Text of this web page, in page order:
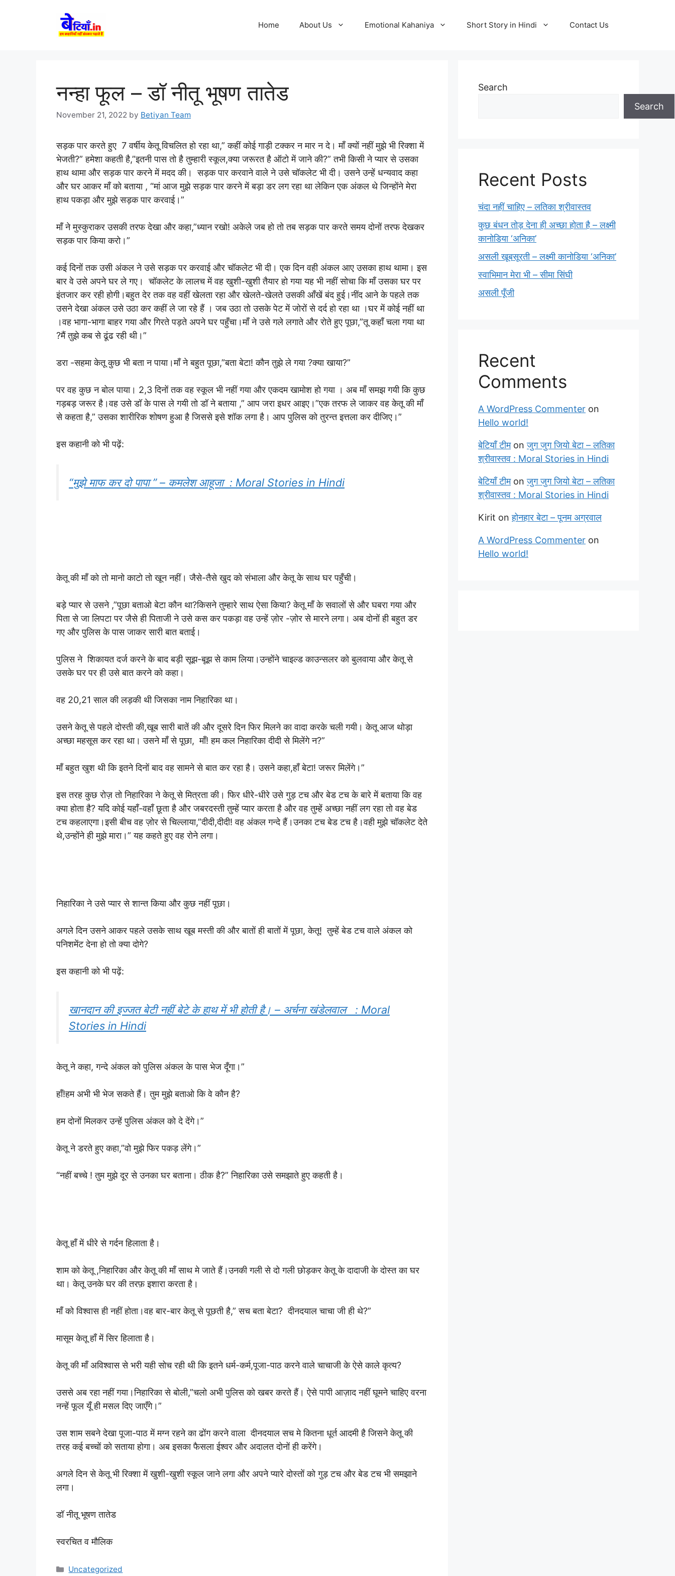
Home About Us Emotional Kahaniya Short Story in Hindi Contact Us
नन्हा फूल – डॉ नीतू भूषण तातेड
November 21, 2022 by Betiyan Team
सड़क पार करते हुए 7 वर्षीय केतू विचलित हो रहा था,” कहीं कोई गाड़ी टक्कर न मार न दे। माँ क्यों नहीं मुझे भी रिक्शा में
भेजती?” हमेशा कहती है,”इतनी पास तो है तुम्हारी स्कूल,क्या जरूरत है ऑटो में जाने की?” तभी किसी ने प्यार से उसका
हाथ थामा और सड़क पार करने में मदद की। सड़क पार करवाने वाले ने उसे चॉकलेट भी दी। उसने उन्हें धन्यवाद कहा
और घर आकर माँ को बताया , “मां आज मुझे सड़क पार करने में बड़ा डर लग रहा था लेकिन एक अंकल थे जिन्होंने मेरा
हाथ पकड़ा और मुझे सड़क पार करवाई।”
माँ ने मुस्कुराकर उसकी तरफ देखा और कहा,”ध्यान रखो! अकेले जब हो तो तब सड़क पार करते समय दोनों तरफ देखकर
सड़क पार किया करो।”
कई दिनों तक उसी अंकल ने उसे सड़क पर करवाई और चॉकलेट भी दी। एक दिन वही अंकल आए उसका हाथ थामा। इस
बार वे उसे अपने घर ले गए। चॉकलेट के लालच में वह खुशी-खुशी तैयार हो गया यह भी नहीं सोचा कि माँ उसका घर पर
इंतजार कर रही होगी।बहुत देर तक वह वहीं खेलता रहा और खेलते-खेलते उसकी आँखें बंद हुई।नींद आने के पहले तक
उसने देखा अंकल उसे उठा कर कहीं ले जा रहे हैं । जब उठा तो उसके पेट में जोरों से दर्द हो रहा था ।घर में कोई नहीं था
।वह भागा-भागा बाहर गया और गिरते पड़ते अपने घर पहुँचा।माँ ने उसे गले लगाते और रोते हुए पूछा,”तू कहाँ चला गया था
?मैं तुझे कब से ढूंढ रही थी।”
डरा -सहमा केतू कुछ भी बता न पाया।माँ ने बहुत पूछा,”बता बेटा! कौन तुझे ले गया ?क्या खाया?”
पर वह कुछ न बोल पाया। 2,3 दिनों तक वह स्कूल भी नहीं गया और एकदम खामोश हो गया । अब माँ समझ गयी कि कुछ
गड़बड़ जरूर है।वह उसे डॉ के पास ले गयी तो डॉ ने बताया ,” आप जरा इधर आइए।”एक तरफ ले जाकर वह केतू की माँ
से कहता है,” उसका शारीरिक शोषण हुआ है जिससे इसे शॉक लगा है। आप पुलिस को तुरन्त इत्तला कर दीजिए।”
इस कहानी को भी पढ़ें:
“मुझे माफ कर दो पापा ” – कमलेश आहूजा : Moral Stories in Hindi
केतू की माँ को तो मानो काटो तो खून नहीं। जैसे-तैसे खुद को संभाला और केतू के साथ घर पहुँची।
बड़े प्यार से उसने ,”पूछा बताओ बेटा कौन था?किसने तुम्हारे साथ ऐसा किया? केतू माँ के सवालों से और घबरा गया और
पिता से जा लिपटा पर जैसे ही पिताजी ने उसे कस कर पकड़ा वह उन्हें ज़ोर -ज़ोर से मारने लगा। अब दोनों ही बहुत डर
गए और पुलिस के पास जाकर सारी बात बताई।
पुलिस ने शिकायत दर्ज करने के बाद बड़ी सूझ-बूझ से काम लिया।उन्होंने चाइल्ड काउन्सलर को बुलवाया और केतू से
उसके घर पर ही उसे बात करने को कहा।
वह 20,21 साल की लड़की थी जिसका नाम निहारिका था।
उसने केतू से पहले दोस्ती की,खूब सारी बातें की और दूसरे दिन फिर मिलने का वादा करके चली गयी। केतू आज थोड़ा
अच्छा महसूस कर रहा था। उसने माँ से पूछा, माँ! हम कल निहारिका दीदी से मिलेंगे न?”
माँ बहुत खुश थी कि इतने दिनों बाद वह सामने से बात कर रहा है। उसने कहा,हाँ बेटा! जरूर मिलेंगे।”
इस तरह कुछ रोज़ तो निहारिका ने केतू से मित्रता की। फिर धीरे-धीरे उसे गुड़ टच और बेड टच के बारे में बताया कि वह
क्या होता है? यदि कोई यहाँ-वहाँ छूता है और जबरदस्ती तुम्हें प्यार करता है और वह तुम्हें अच्छा नहीं लग रहा तो वह बेड
टच कहलाएगा।इसी बीच वह ज़ोर से चिल्लाया,”दीदी,दीदी! वह अंकल गन्दे हैं।उनका टच बेड टच है।वही मुझे चॉकलेट देते
थे,उन्होंने ही मुझे मारा।” यह कहते हुए वह रोने लगा।
निहारिका ने उसे प्यार से शान्त किया और कुछ नहीं पूछा।
अगले दिन उसने आकर पहले उसके साथ खूब मस्ती की और बातों ही बातों में पूछा, केतू! तुम्हें बेड टच वाले अंकल को
पनिशमेंट देना हो तो क्या दोगे?
इस कहानी को भी पढ़ें:
खानदान की इज्जत बेटी नहीं बेटे के हाथ में भी होती है। – अर्चना खंडेलवाल : Moral
Stories in Hindi
केतू ने कहा, गन्दे अंकल को पुलिस अंकल के पास भेज दूँगा।”
हाँ!हम अभी भी भेज सकते हैं। तुम मुझे बताओ कि वे कौन है?
हम दोनों मिलकर उन्हें पुलिस अंकल को दे देंगे।”
केतू ने डरते हुए कहा,”वो मुझे फिर पकड़ लेंगे।”
“नहीं बच्चे ! तुम मुझे दूर से उनका घर बताना। ठीक है?” निहारिका उसे समझाते हुए कहती है।
केतू हाँ में धीरे से गर्दन हिलाता है।
शाम को केतू ,निहारिका और केतू की माँ साथ मे जाते हैं।उनकी गली से दो गली छोड़कर केतू के दादाजी के दोस्त का घर
था। केतू उनके घर की तरफ़ इशारा करता है।
माँ को विश्वास ही नहीं होता।वह बार-बार केतू से पूछती है,” सच बता बेटा? दीनदयाल चाचा जी ही थे?”
मासूम केतू हाँ में सिर हिलाता है।
केतू की माँ अविश्वास से भरी यही सोच रही थी कि इतने धर्म-कर्म,पूजा-पाठ करने वाले चाचाजी के ऐसे काले कृत्य?
उससे अब रहा नहीं गया।निहारिका से बोली,”चलो अभी पुलिस को खबर करते हैं। ऐसे पापी आज़ाद नहीं घूमने चाहिए वरना
नन्हें फूल यूँ ही मसल दिए जाएँगे।”
उस शाम सबने देखा पूजा-पाठ में मग्न रहने का ढोंग करने वाला दीनदयाल सच मे कितना धूर्त आदमी है जिसने केतू की
तरह कई बच्चों को सताया होगा। अब इसका फैसला ईश्वर और अदालत दोनों ही करेंगे।
अगले दिन से केतू भी रिक्शा में खुशी-खुशी स्कूल जाने लगा और अपने प्यारे दोस्तों को गुड़ टच और बेड टच भी समझाने
लगा।
डॉ नीतू भूषण तातेड
स्वरचित व मौलिक
Categories
Uncategorized
Search
Search
Recent Posts
चंदा नहीं चाहिए – लतिका श्रीवास्तव
कुछ बंधन तोड़ देना ही अच्छा होता है – लक्ष्मी
कानोडिया ‘अनिका’
असली खूबसूरती – लक्ष्मी कानोडिया ‘अनिका’
स्वाभिमान मेरा भी – सीमा सिंघी
असली पूँजी
Recent
Comments
A WordPress Commenter on
Hello world!
बेटियाँ टीमonजुग जुग जियो बेटा – लतिका
श्रीवास्तव : Moral Stories in Hindi
बेटियाँ टीमonजुग जुग जियो बेटा – लतिका
श्रीवास्तव : Moral Stories in Hindi
Kirit onहोनहार बेटा – पूनम अग्रवाल
A WordPress Commenter on
Hello world!